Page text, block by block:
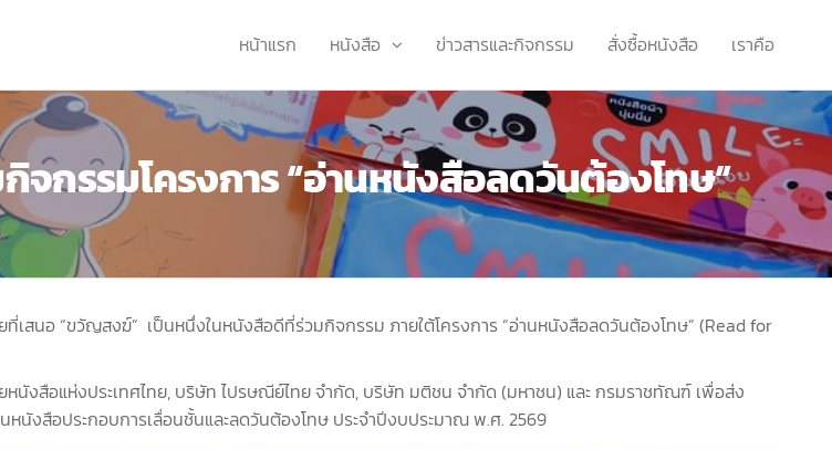
หน้าแรก หนังสือ ข่าวสารและกิจกรรม สั่งซื้อหนังสือ เราคือ
กรรมโครงการ “อ่านหนังสือลดวันต้องโทษ”
สนอ “ขวัญสงฆ์” เป็นหนึ่งในหนังสือดีที่ร่วมกิจกรรม ภายใต้โครงการ “อ่านหนังสือลดวันต้องโทษ” (Read for
นังสือแห่งประเทศไทย, บริษัท ไปรษณีย์ไทย จำกัด, บริษัท มติชน จำกัด (มหาชน) และ กรมราชทัณฑ์ เพื่อส่ง
นังสือประกอบการเลื่อนชั้นและลดวันต้องโทษ ประจำปีงบประมาณ พ.ศ. 2569